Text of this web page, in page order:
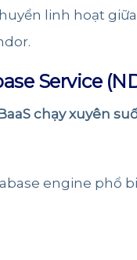
linh hoạt
Service
chạy xuyên
engine phổ